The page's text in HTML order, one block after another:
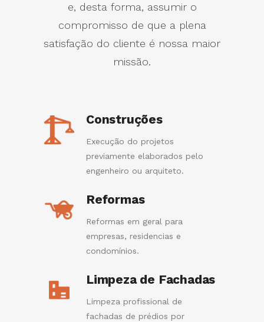
e, desta forma, assumir o
compromisso de que a plena
satisfação do cliente é nossa maior
missão.
Construções
Execução do projetos
previamente elaborados pelo
engenheiro ou arquiteto.
Reformas
Reformas em geral para
empresas, residencias e
condomínios.
Limpeza de Fachadas
Limpeza profissional de
fachadas de prédios por